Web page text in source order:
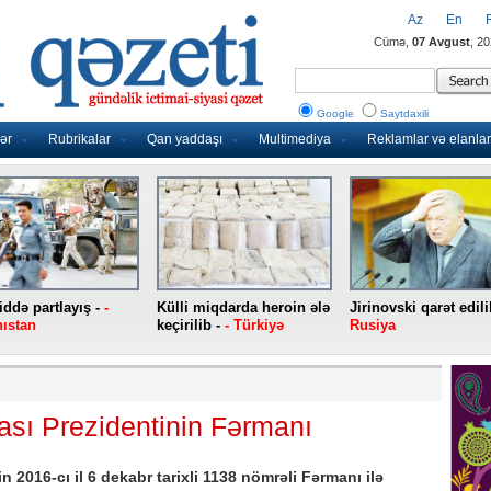
Rubrikalar Qan yaddaşı Multimediya Reklamlar və elanlar
Az En
Cümə, 07 Avgust ,
Google Saytdaxili
partlayış - -
Külli miqdarda heroin ələ
keçirilib - - Türkiyə
Jirinovski qarət
Rusiya
Prezidentinin Fərmanı
2016-cı il 6 dekabr tarixli 1138 nömrəli Fərmanı ilə